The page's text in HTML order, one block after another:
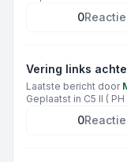
0
Vering links
Laatste bericht door
Geplaatst in C5 II (
0